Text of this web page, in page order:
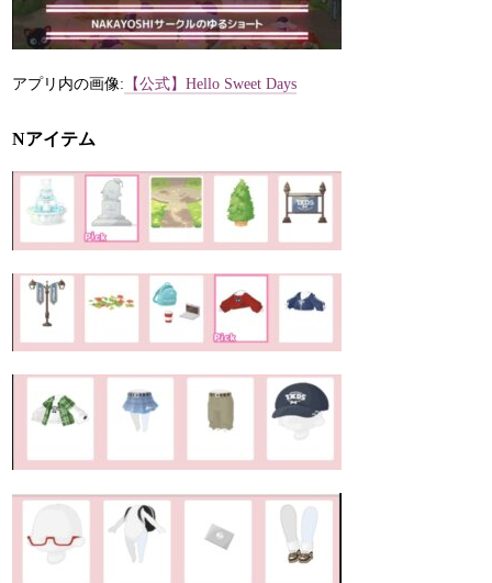
アプリ内の画像: 【公式】Hello Sweet Days
Nアイテム